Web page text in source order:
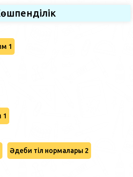
1
1
Әдеби тіл нормалары 2